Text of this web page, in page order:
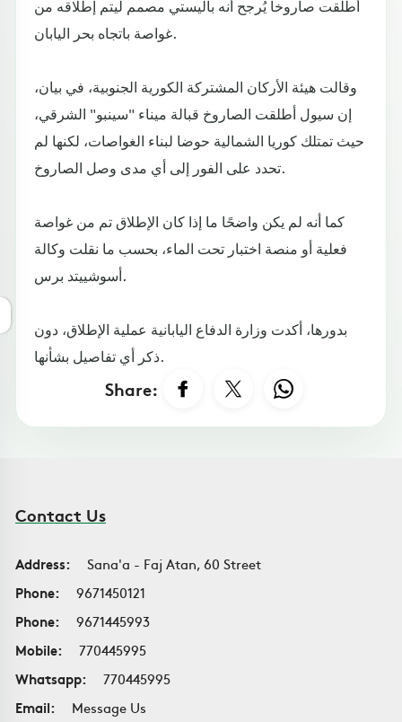
أطلقت صاروخا يُرجح أنه باليستي مصمم ليتم إطلاقه من
غواصة باتجاه بحر اليابان.
وقالت هيئة الأركان المشتركة الكورية الجنوبية، في بيان،
إن سيول أطلقت الصاروخ قبالة ميناء "سينبو" الشرقي،
حيث تمتلك كوريا الشمالية حوضا لبناء الغواصات، لكنها لم
تحدد على الفور إلى أي مدى وصل الصاروخ.
كما أنه لم يكن واضحًا ما إذا كان الإطلاق تم من غواصة
فعلية أو منصة اختبار تحت الماء، بحسب ما نقلت وكالة
أسوشييتد برس.
بدورها، أكدت وزارة الدفاع اليابانية عملية الإطلاق، دون
ذكر أي تفاصيل بشأنها.
Share:
Contact Us
Address:
Sana'a - Faj Atan, 60 Street
Phone:
9671450121
Phone:
9671445993
Mobile:
770445995
Whatsapp:
770445995
Email:
Message Us